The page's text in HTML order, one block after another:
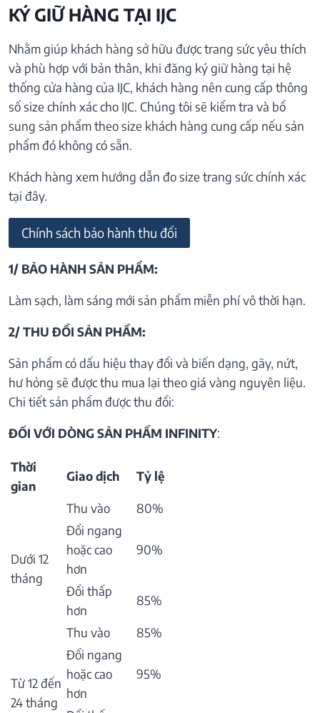
KÝ GIỮ HÀNG TẠI IJC
Nhằm giúp khách hàng sở hữu được trang sức yêu thích
và phù hợp với bản thân, khi đăng ký giữ hàng tại hệ
thống cửa hàng của IJC, khách hàng nên cung cấp thông
số size chính xác cho IJC. Chúng tôi sẽ kiểm tra và bổ
sung sản phẩm theo size khách hàng cung cấp nếu sản
phẩm đó không có sẵn.
Khách hàng xem hướng dẫn đo size trang sức chính xác
tại đây.
Chính sách bảo hành thu đổi
1/ BẢO HÀNH SẢN PHẨM:
Làm sạch, làm sáng mới sản phẩm miễn phí vô thời hạn.
2/ THU ĐỔI SẢN PHẨM:
Sản phẩm có dấu hiệu thay đổi và biến dạng, gãy, nứt,
hư hỏng sẽ được thu mua lại theo giá vàng nguyên liệu.
Chi tiết sản phẩm được thu đổi:
ĐỐI VỚI DÒNG SẢN PHẨM INFINITY:
Thời
gian
Giao dịch Tỷ lệ
Dưới 12
tháng
Thu vào
80%
Đổi ngang
hoặc cao
hơn
90%
Đổi thấp
hơn
85%
Từ 12 đến
24 tháng
Thu vào
85%
Đổi ngang
hoặc cao
hơn
95%